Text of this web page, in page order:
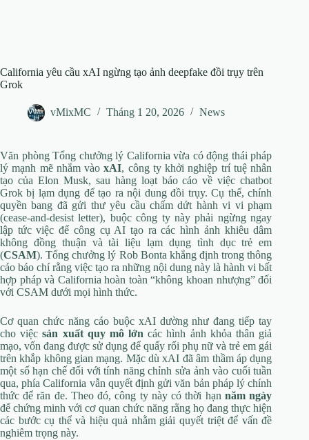
California yêu cầu xAI ngừng tạo ảnh deepfake đồi trụy trên
Grok
vMixMC Tháng 1 20, 2026 News
Văn phòng Tổng chưởng lý California vừa có động thái pháp
lý mạnh mẽ nhắm vàoxAI, công ty khởi nghiệp trí tuệ nhân
tạo của Elon Musk, sau hàng loạt báo cáo về việc chatbot
Grok bị lạm dụng để tạo ra nội dung đồi trụy. Cụ thể, chính
quyền bang đã gửi thư yêu cầu chấm dứt hành vi vi phạm
(cease-and-desist letter), buộc công ty này phải ngừng ngay
lập tức việc để công cụ AI tạo ra các hình ảnh khiêu dâm
không đồng thuận và tài liệu lạm dụng tình dục trẻ em
(CSAM). Tổng chưởng lý Rob Bonta khẳng định trong thông
cáo báo chí rằng việc tạo ra những nội dung này là hành vi bất
hợp pháp và California hoàn toàn “không khoan nhượng” đối
với CSAM dưới mọi hình thức.
Cơ quan chức năng cáo buộc xAI dường như đang tiếp tay
cho việcsản xuất quy mô lớn các hình ảnh khỏa thân giả
mạo, vốn đang được sử dụng để quấy rối phụ nữ và trẻ em gái
trên khắp không gian mạng. Mặc dù xAI đã âm thầm áp dụng
một số hạn chế đối với tính năng chỉnh sửa ảnh vào cuối tuần
qua, phía California vẫn quyết định gửi văn bản pháp lý chính
thức để răn đe. Theo đó, công ty này có thời hạn năm ngày
để chứng minh với cơ quan chức năng rằng họ đang thực hiện
các bước cụ thể và hiệu quả nhằm giải quyết triệt để vấn đề
nghiêm trọng này.